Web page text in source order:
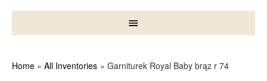
Home All Inventories Garniturek Royal Baby brąz r 74